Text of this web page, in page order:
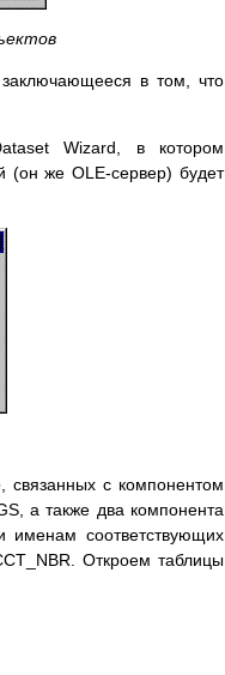
в том, что
Wizard, в котором
(он же OLE-сервер) будет
с компонентом
а также два компонента
именам соответствующих
Откроем таблицы